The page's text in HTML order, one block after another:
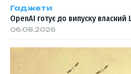
Гаджети
OpenAI готує до випуску власний
06.08.2026